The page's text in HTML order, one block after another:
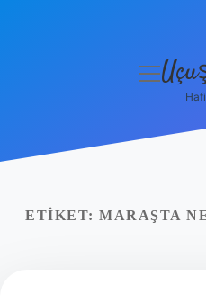
Yasal Uyarı
menüyü
ETIKET: MARAŞTA